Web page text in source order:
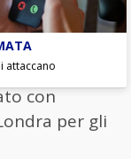
senza
dei 100 ml
nel
con
per gli
attaccano